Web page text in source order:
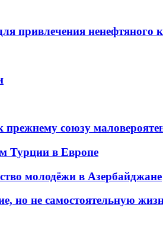
привлечения ненефтяного
союзу
Турции в Европе
молодёжи в Азербайджане
но не самостоятельную